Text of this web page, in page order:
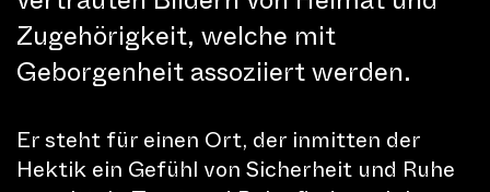
Zugehörigkeit, welche mit
Geborgenheit assoziiert werden.
Er steht für einen Ort, der inmitten der
Hektik ein Gefühl von Sicherheit und Ruhe
auch die eindrucksvolle
Wassershow „Breathe“ beim Casino
beim Löwendenkmal das Publikum
erneut verzaubert und in ihren Bann